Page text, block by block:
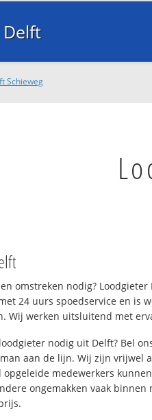
Schieweg
omstreken nodig? Loodgieter
24 uurs spoedservice en is
Wij werken uitsluitend met
nodig uit Delft? Bel
aan de lijn. Wij zijn vrijwel
opgeleide medewerkers
ongemakken vaak binnen